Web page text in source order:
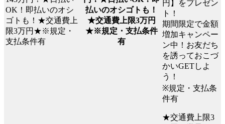
払いのオシゴトも！
★交通費上限3万円
★※規定・支払条件
有
円】をプレゼン
ト！
期間限定で金額
増加キャンペー
ン中！お友だち
を誘っておこづ
かいGETしよ
う！
※規定・支払条
件有
★交通費上限3